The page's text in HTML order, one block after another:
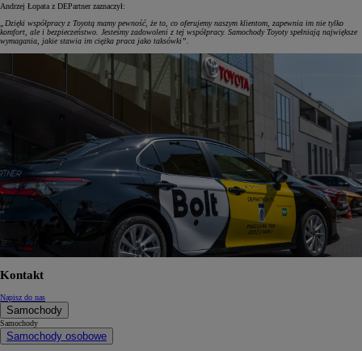
Andrzej Łopata z DEPartner zaznaczył:
„Dzięki współpracy z Toyotą mamy pewność, że to, co oferujemy naszym klientom, zapewnia im nie tylko
komfort, ale i bezpieczeństwo. Jesteśmy zadowoleni z tej współpracy. Samochody Toyoty spełniają największe
wymagania, jakie stawia im ciężka praca jako taksówki”.
Kontakt
Napisz do nas
Samochody
Samochody
Samochody osobowe